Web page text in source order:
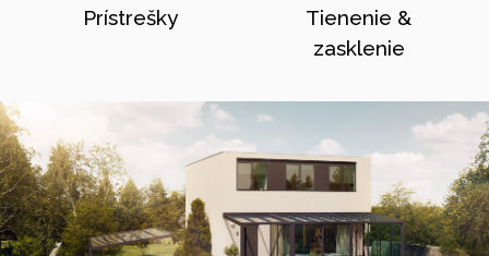
Prístrešky
Tienenie &
zasklenie